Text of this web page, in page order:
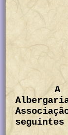
A
seguintes